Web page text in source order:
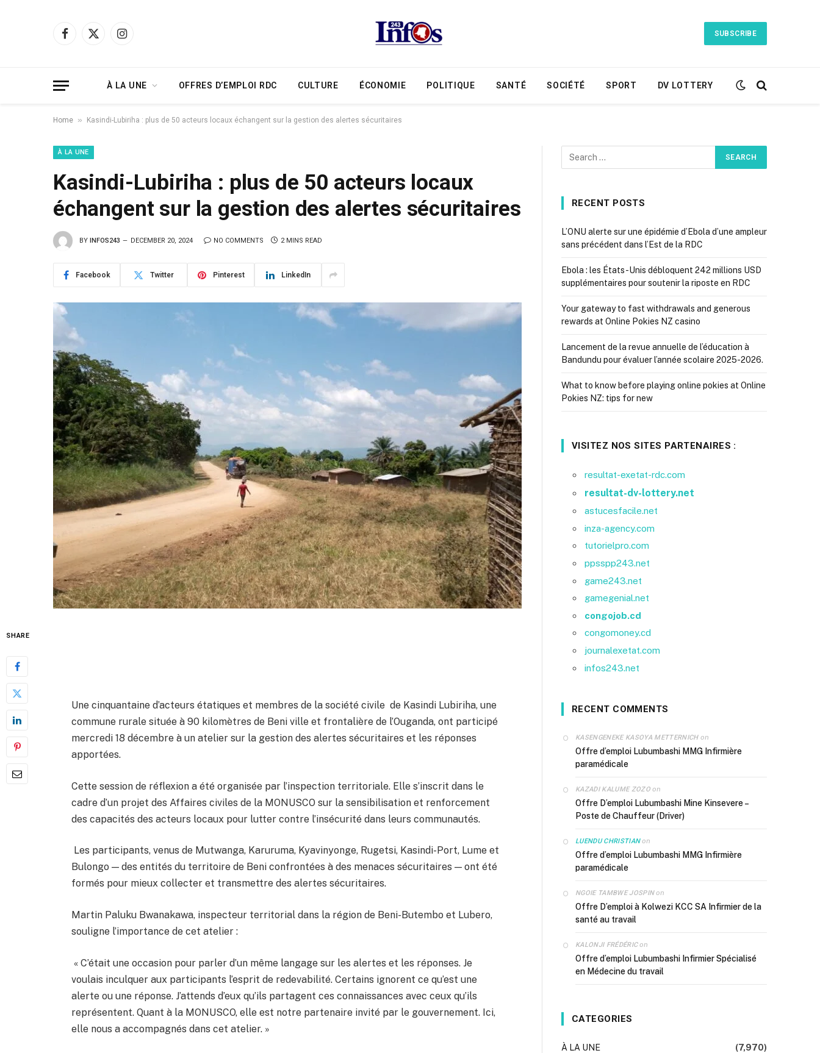
Facebook
X
Instagram
SUBSCRIBE
À LA UNE OFFRES D’EMPLOI RDC CULTURE ÉCONOMIE POLITIQUE SANTÉ SOCIÉTÉ SPORT DV LOTTERY
Home » Kasindi-Lubiriha : plus de 50 acteurs locaux échangent sur la gestion des alertes sécuritaires
À LA UNE
Kasindi-Lubiriha : plus de 50 acteurs locaux
échangent sur la gestion des alertes sécuritaires
BY INFOS243 DECEMBER 20, 2024 NO COMMENTS 2 MINS READ
Facebook Twitter Pinterest LinkedIn
SHARE
Une cinquantaine d’acteurs étatiques et membres de la société civile de Kasindi Lubiriha, une
commune rurale située à 90 kilomètres de Beni ville et frontalière de l’Ouganda, ont participé
mercredi 18 décembre à un atelier sur la gestion des alertes sécuritaires et les réponses
apportées.
Cette session de réflexion a été organisée par l’inspection territoriale. Elle s’inscrit dans le
cadre d’un projet des Affaires civiles de la MONUSCO sur la sensibilisation et renforcement
des capacités des acteurs locaux pour lutter contre l’insécurité dans leurs communautés.
Les participants, venus de Mutwanga, Karuruma, Kyavinyonge, Rugetsi, Kasindi-Port, Lume et
Bulongo — des entités du territoire de Beni confrontées à des menaces sécuritaires — ont été
formés pour mieux collecter et transmettre des alertes sécuritaires.
Martin Paluku Bwanakawa, inspecteur territorial dans la région de Beni-Butembo et Lubero,
souligne l’importance de cet atelier :
« C’était une occasion pour parler d’un même langage sur les alertes et les réponses. Je
voulais inculquer aux participants l’esprit de redevabilité. Certains ignorent ce qu’est une
alerte ou une réponse. J’attends d’eux qu’ils partagent ces connaissances avec ceux qu’ils
représentent. Quant à la MONUSCO, elle est notre partenaire invité par le gouvernement. Ici,
elle nous a accompagnés dans cet atelier. »
RECENT POSTS
L’ONU alerte sur une épidémie d’Ebola d’une ampleur
sans précédent dans l’Est de la RDC
Ebola : les États-Unis débloquent 242 millions USD
supplémentaires pour soutenir la riposte en RDC
Your gateway to fast withdrawals and generous
rewards at Online Pokies NZ casino
Lancement de la revue annuelle de l’éducation à
Bandundu pour évaluer l’année scolaire 2025-2026.
What to know before playing online pokies at Online
Pokies NZ: tips for new
VISITEZ NOS SITES PARTENAIRES :
resultat-exetat-rdc.com
resultat-dv-lottery.net
astucesfacile.net
inza-agency.com
tutorielpro.com
ppsspp243.net
game243.net
gamegenial.net
congojob.cd
congomoney.cd
journalexetat.com
infos243.net
RECENT COMMENTS
KASENGENEKE KASOYA METTERNICHon
Offre d’emploi Lubumbashi MMG Infirmière
paramédicale
KAZADI KALUME ZOZOon
Offre D’emploi Lubumbashi Mine Kinsevere –
Poste de Chauffeur (Driver)
LUENDU CHRISTIANon
Offre d’emploi Lubumbashi MMG Infirmière
paramédicale
NGOIE TAMBWE JOSPINon
Offre D’emploi à Kolwezi KCC SA Infirmier de la
santé au travail
KALONJI FRÉDÉRICon
Offre d’emploi Lubumbashi Infirmier Spécialisé
en Médecine du travail
CATEGORIES
À LA UNE
(7,970)